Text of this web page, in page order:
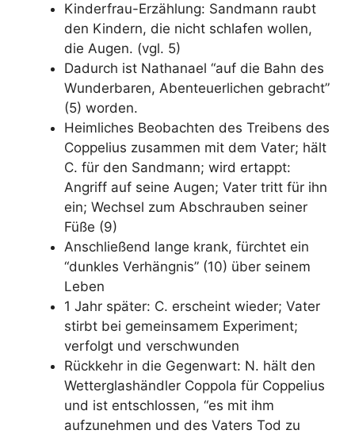
Kinderfrau-Erzählung: Sandmann raubt
den Kindern, die nicht schlafen wollen,
die Augen. (vgl. 5)
Dadurch ist Nathanael “auf die Bahn des
Wunderbaren, Abenteuerlichen gebracht”
(5) worden.
Heimliches Beobachten des Treibens des
Coppelius zusammen mit dem Vater; hält
C. für den Sandmann; wird ertappt:
Angriff auf seine Augen; Vater tritt für ihn
ein; Wechsel zum Abschrauben seiner
Füße (9)
Anschließend lange krank, fürchtet ein
“dunkles Verhängnis” (10) über seinem
Leben
1 Jahr später: C. erscheint wieder; Vater
stirbt bei gemeinsamem Experiment;
verfolgt und verschwunden
Rückkehr in die Gegenwart: N. hält den
Wetterglashändler Coppola für Coppelius
und ist entschlossen, “es mit ihm
aufzunehmen und des Vaters Tod zu